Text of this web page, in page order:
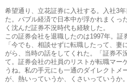
希望通り、立花証券に入社する。入社3
た。バブル経済で日本中が浮かれまくっ
く沈んだ証券不況時代も経験した。
この証券会社を退職したのは1997年。証
「今でも、相談せずに転職したって、妻
がら、当時の話をしてくれた。「証券不
て。証券会社の社員のリストが転職マー
うね。私の手元にも一通のダイレクトメ
が、熱いっていうか、くさいっていうか